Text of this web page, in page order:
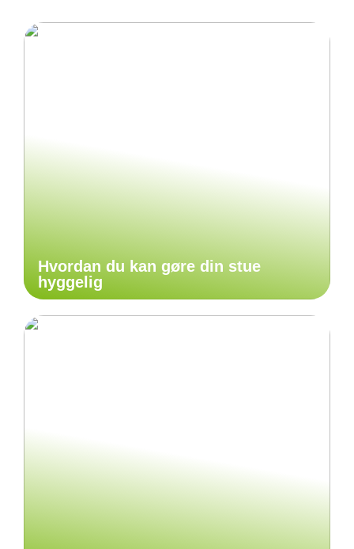
Hvordan du kan gøre din stue
hyggelig